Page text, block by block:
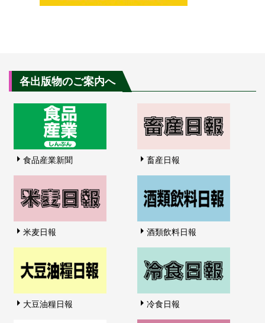
各出版物のご案内へ
食品産業新聞 畜産日報
米麦日報 酒類飲料日報
大豆油糧日報 冷食日報